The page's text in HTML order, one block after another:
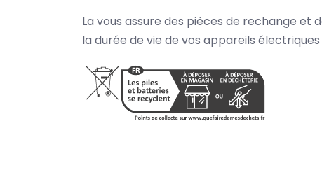
La vous assure des pièces de rechange et
la durée de vie de vos appareils